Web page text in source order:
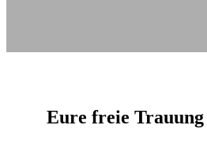
Eure freie